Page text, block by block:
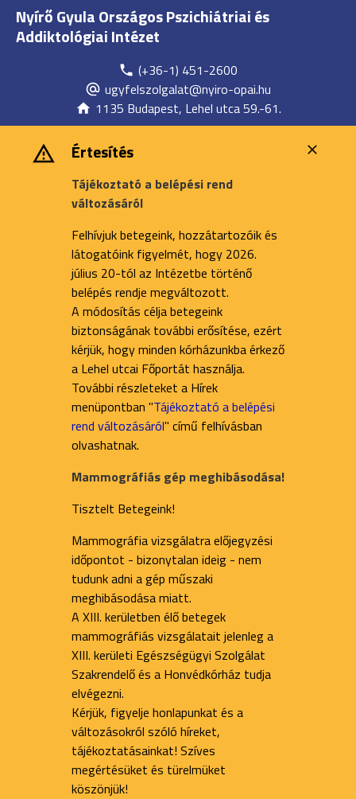
Nyírő Gyula Országos Pszichiátriai és
Addiktológiai Intézet
(+36-1) 451-2600
ugyfelszolgalat@nyiro-opai.hu
1135 Budapest, Lehel utca 59.-61.
Értesítés
Tájékoztató a belépési rend
változásáról
Felhívjuk betegeink, hozzátartozóik és
látogatóink figyelmét, hogy 2026.
július 20-tól az Intézetbe történő
belépés rendje megváltozott.
A módosítás célja betegeink
biztonságának további erősítése, ezért
kérjük, hogy minden kórházunkba érkező
a Lehel utcai Főportát használja.
További részleteket a Hírek
menüpontban "Tájékoztató a belépési
rend változásáról" című felhívásban
olvashatnak.
Mammográfiás gép meghibásodása!
Tisztelt Betegeink!
Mammográfia vizsgálatra előjegyzési
időpontot - bizonytalan ideig - nem
tudunk adni a gép műszaki
meghibásodása miatt.
A XIII. kerületben élő betegek
mammográfiás vizsgálatait jelenleg a
XIII. kerületi Egészségügyi Szolgálat
Szakrendelő és a Honvédkórház tudja
elvégezni.
Kérjük, figyelje honlapunkat és a
változásokról szóló híreket,
tájékoztatásainkat! Szíves
megértésüket és türelmüket
köszönjük!